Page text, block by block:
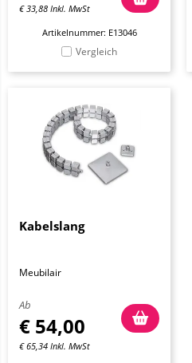
€33,88 Inkl. MwSt
Artikelnummer: E13046
Vergleich
Kabelslang
Meubilair
Ab
€ 54,00
€65,34 Inkl. MwSt